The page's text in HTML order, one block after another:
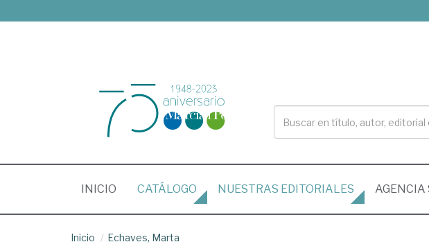
INICIO (CURRENT)
CATÁLOGO NUESTRAS EDITORIALES AGENCIA
Inicio Echaves, Marta